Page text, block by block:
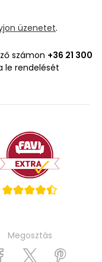
üzenetet.
számon +36 21 300
le rendelését
Megosztás